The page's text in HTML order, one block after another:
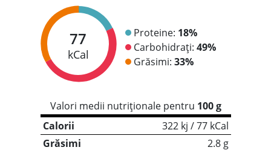
77
kCal
Proteine: 18%
Carbohidrați: 49%
Grăsimi: 33%
Valori medii nutriționale pentru 100 g
Calorii
322 kj / 77 kCal
Grăsimi
2.8 g